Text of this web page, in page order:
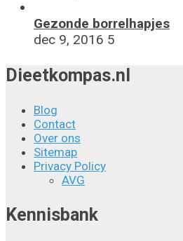
Gezonde borrelhapjes
dec 9, 2016 5
Dieetkompas.nl
Blog
Contact
Over ons
Sitemap
Privacy Policy
AVG
Kennisbank